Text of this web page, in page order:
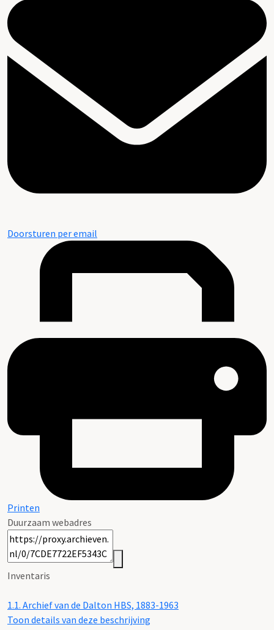
Doorsturen per email
Printen
Duurzaam webadres
Inventaris
1.1. Archief van de Dalton HBS, 1883-1963
Toon details van deze beschrijving